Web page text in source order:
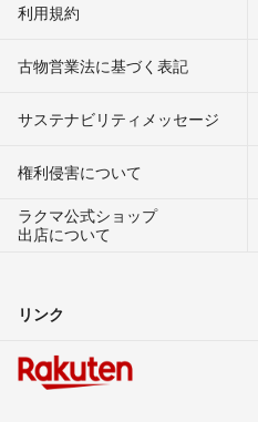
利用規約
古物営業法に基づく表記
サステナビリティメッセージ
権利侵害について
ラクマ公式ショップ
出店について
リンク